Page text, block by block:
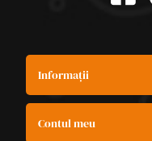
Informații
Contul meu